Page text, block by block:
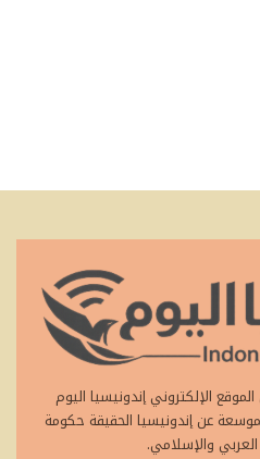
الإلكتروني إندونيسيا اليوم
عن إندونيسيا الحقيقة حكومة
والإسلامي.